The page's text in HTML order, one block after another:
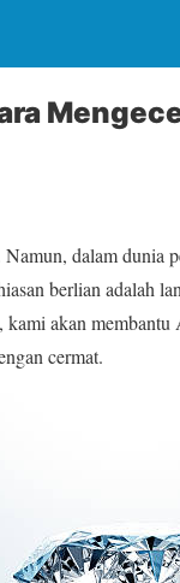
dalam dunia
berlian adalah
akan membantu
cermat.